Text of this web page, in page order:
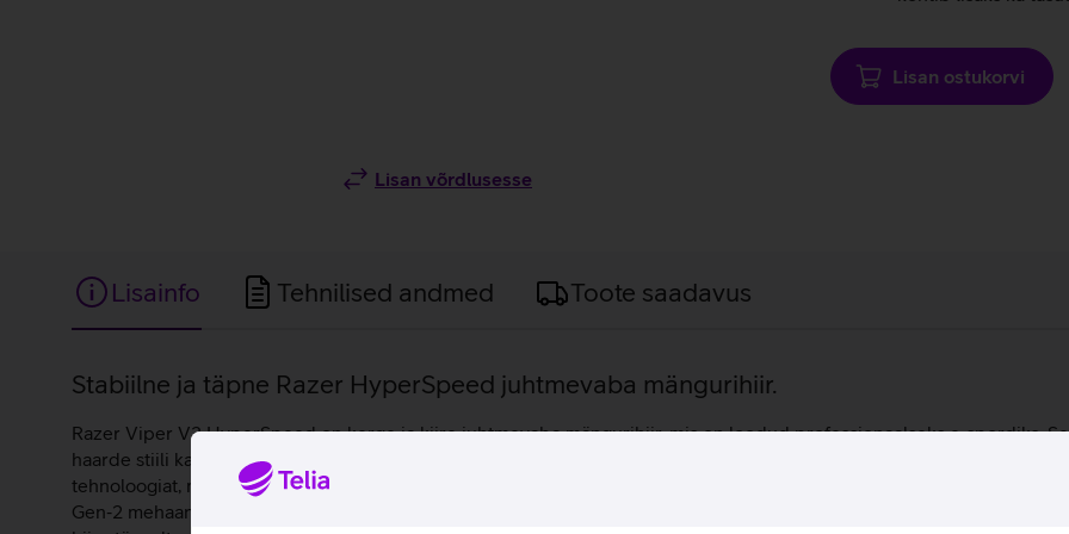
Lisan võrdlusesse
Lisan ostukorvi
Lisainfo Tehnilised andmed Toote saadavus
Lisainfo
Stabiilne ja täpne Razer HyperSpeed juhtmevaba mängurihiir.
Razer Viper V3 HyperSpeed on kerge ja kiire juhtmevaba mängurihiir, mis on loodud professionaalseks e‑spordiks.
haarde stiili kasutajatele, tagades stabiilse käetoe ning püsiva kasutusmugavuse ka pikemaajaliste mänguseansside
tehnoloogiat, mis tagab stabiilse ja madala latentsusega ühenduse. Razer Focus Pro 30K optiline sensor pakub
Gen‑2 mehaanilised lülitid peavad vastu kuni 60 miljonit klikki, tagades pika kasutusea. Lisaks võimaldavad 6